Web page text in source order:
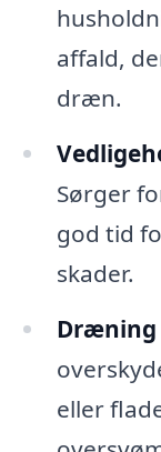
affald,
dræn.
Sørger
god tid
skader.
Dræning
eller